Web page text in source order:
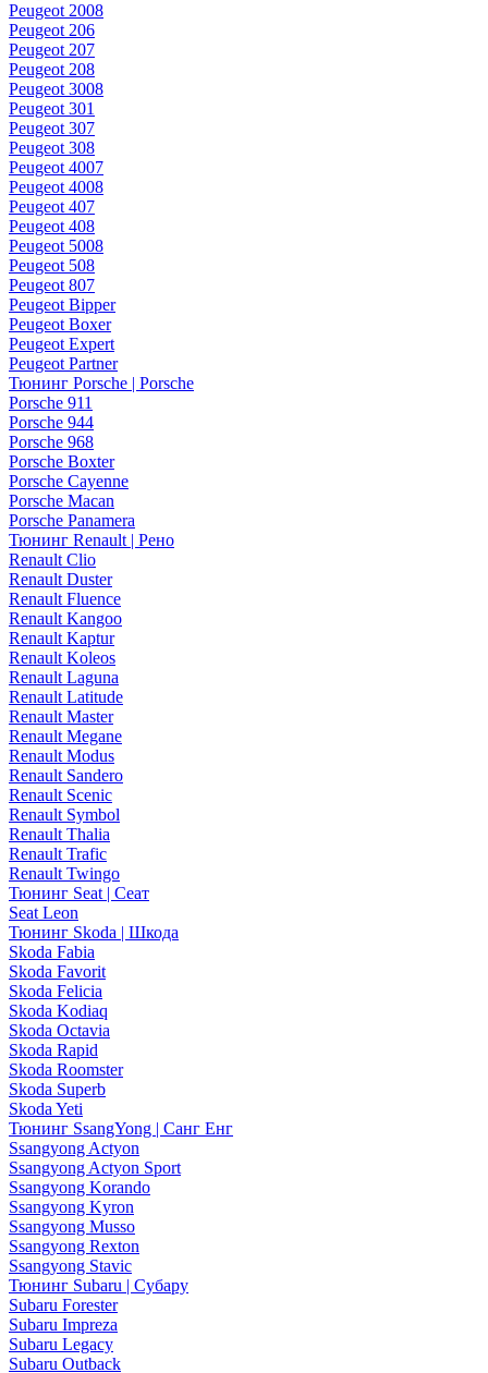
Peugeot 2008
Peugeot 206
Peugeot 207
Peugeot 208
Peugeot 3008
Peugeot 301
Peugeot 307
Peugeot 308
Peugeot 4007
Peugeot 4008
Peugeot 407
Peugeot 408
Peugeot 5008
Peugeot 508
Peugeot 807
Peugeot Bipper
Peugeot Boxer
Peugeot Expert
Peugeot Partner
Тюнинг Porsche | Porsche
Porsche 911
Porsche 944
Porsche 968
Porsche Boxter
Porsche Cayenne
Porsche Macan
Porsche Panamera
Тюнинг Renault | Рено
Renault Clio
Renault Duster
Renault Fluence
Renault Kangoo
Renault Kaptur
Renault Koleos
Renault Laguna
Renault Latitude
Renault Master
Renault Megane
Renault Modus
Renault Sandero
Renault Scenic
Renault Symbol
Renault Thalia
Renault Trafic
Renault Twingo
Тюнинг Seat | Сеат
Seat Leon
Тюнинг Skoda | Шкода
Skoda Fabia
Skoda Favorit
Skoda Felicia
Skoda Kodiaq
Skoda Octavia
Skoda Rapid
Skoda Roomster
Skoda Superb
Skoda Yeti
Тюнинг SsangYong | Санг Енг
Ssangyong Actyon
Ssangyong Actyon Sport
Ssangyong Korando
Ssangyong Kyron
Ssangyong Musso
Ssangyong Rexton
Ssangyong Stavic
Тюнинг Subaru | Субару
Subaru Forester
Subaru Impreza
Subaru Legacy
Subaru Outback